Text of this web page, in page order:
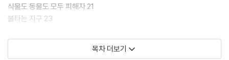
식물도 동물도 모두 피해자 21
불타는 지구 23
2장 기후 위기가 뭐기에 28
목차 더보기